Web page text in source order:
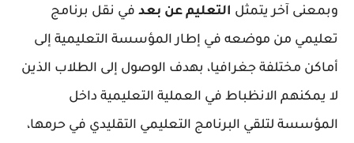
وبمعنى آخر يتمثل التعليم عن بعد في نقل برنامج
تعليمي من موضعه في إطار المؤسسة التعليمية إلى
أماكن مختلفة جغرافيا، بهدف الوصول إلى الطلاب الذين
لا يمكنهم الانظباط في العملية التعليمية داخل
المؤسسة لتلقي البرنامج التعليمي التقليدي ﻓﻲ حرمها،